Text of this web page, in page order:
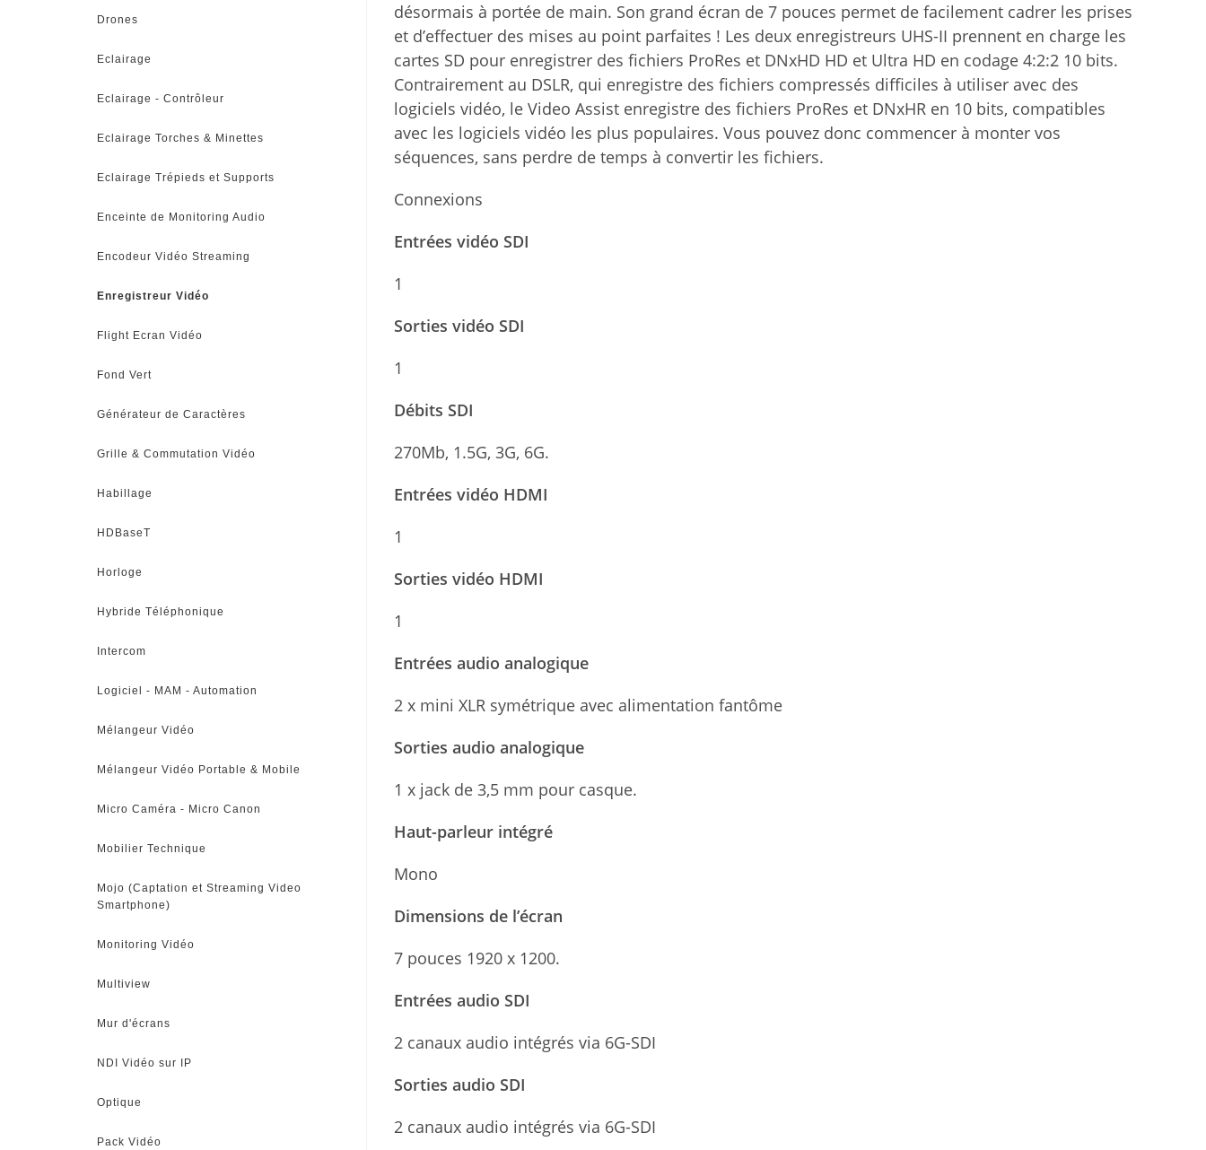
désormais à portée de main. Son grand écran de 7 pouces permet de facilement cadrer les prises
et d’effectuer des mises au point parfaites ! Les deux enregistreurs UHS-II prennent en charge les
cartes SD pour enregistrer des fichiers ProRes et DNxHD HD et Ultra HD en codage 4:2:2 10 bits.
Contrairement au DSLR, qui enregistre des fichiers compressés difficiles à utiliser avec des
logiciels vidéo, le Video Assist enregistre des fichiers ProRes et DNxHR en 10 bits, compatibles
avec les logiciels vidéo les plus populaires. Vous pouvez donc commencer à monter vos
séquences, sans perdre de temps à convertir les fichiers.
Connexions
Entrées vidéo SDI
1
Sorties vidéo SDI
1
Débits SDI
270Mb, 1.5G, 3G, 6G.
Entrées vidéo HDMI
1
Sorties vidéo HDMI
1
Entrées audio analogique
2 x mini XLR symétrique avec alimentation fantôme
Sorties audio analogique
1 x jack de 3,5 mm pour casque.
Haut-parleur intégré
Mono
Dimensions de l’écran
7 pouces 1920 x 1200.
Entrées audio SDI
2 canaux audio intégrés via 6G-SDI
Sorties audio SDI
2 canaux audio intégrés via 6G-SDI
Drones
Eclairage
Eclairage - Contrôleur
Eclairage Torches & Minettes
Eclairage Trépieds et Supports
Enceinte de Monitoring Audio
Encodeur Vidéo Streaming
Enregistreur Vidéo
Flight Ecran Vidéo
Fond Vert
Générateur de Caractères
Grille & Commutation Vidéo
Habillage
HDBaseT
Horloge
Hybride Téléphonique
Intercom
Logiciel - MAM - Automation
Mélangeur Vidéo
Mélangeur Vidéo Portable & Mobile
Micro Caméra - Micro Canon
Mobilier Technique
Mojo (Captation et Streaming Video
Smartphone)
Monitoring Vidéo
Multiview
Mur d'écrans
NDI Vidéo sur IP
Optique
Pack Vidéo